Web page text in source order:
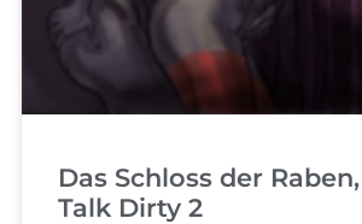
Das Schloss der Raben,
Talk Dirty 2